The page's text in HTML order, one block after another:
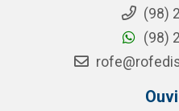
(98)
(98)